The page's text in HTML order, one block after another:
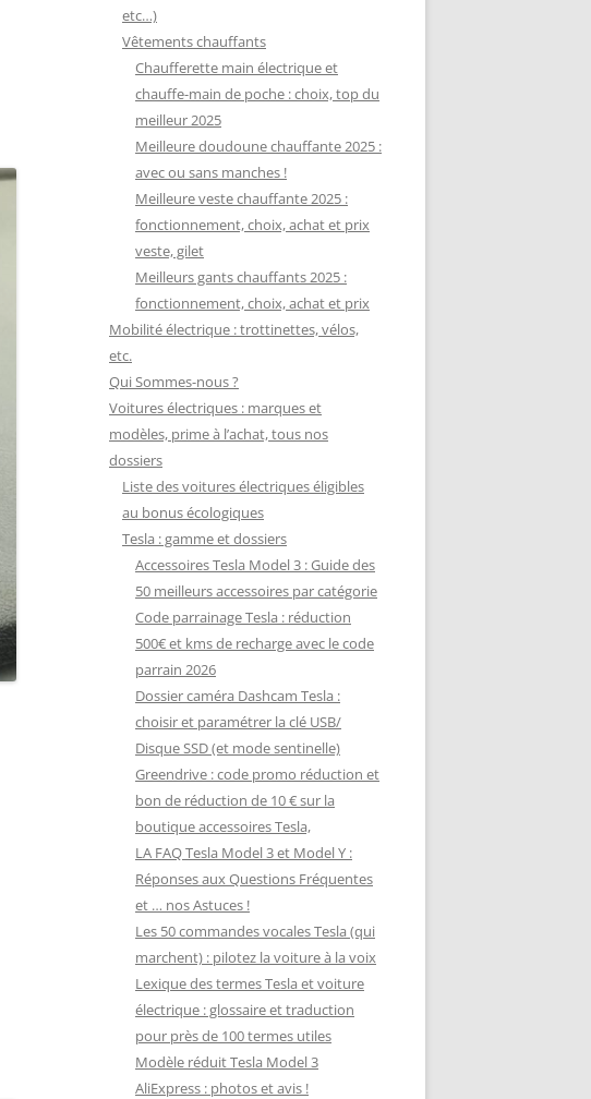
etc…)
Vêtements chauffants
Chaufferette main électrique et
chauffe-main de poche : choix, top du
meilleur 2025
Meilleure doudoune chauffante 2025 :
avec ou sans manches !
Meilleure veste chauffante 2025 :
fonctionnement, choix, achat et prix
veste, gilet
Meilleurs gants chauffants 2025 :
fonctionnement, choix, achat et prix
Mobilité électrique : trottinettes, vélos,
etc.
Qui Sommes-nous ?
Voitures électriques : marques et
modèles, prime à l’achat, tous nos
dossiers
Liste des voitures électriques éligibles
au bonus écologiques
Tesla : gamme et dossiers
Accessoires Tesla Model 3 : Guide des
50 meilleurs accessoires par catégorie
Code parrainage Tesla : réduction
500€ et kms de recharge avec le code
parrain 2026
Dossier caméra Dashcam Tesla :
choisir et paramétrer la clé USB/
Disque SSD (et mode sentinelle)
Greendrive : code promo réduction et
bon de réduction de 10 € sur la
boutique accessoires Tesla,
LA FAQ Tesla Model 3 et Model Y :
Réponses aux Questions Fréquentes
et … nos Astuces !
Les 50 commandes vocales Tesla (qui
marchent) : pilotez la voiture à la voix
Lexique des termes Tesla et voiture
électrique : glossaire et traduction
pour près de 100 termes utiles
Modèle réduit Tesla Model 3
AliExpress : photos et avis !